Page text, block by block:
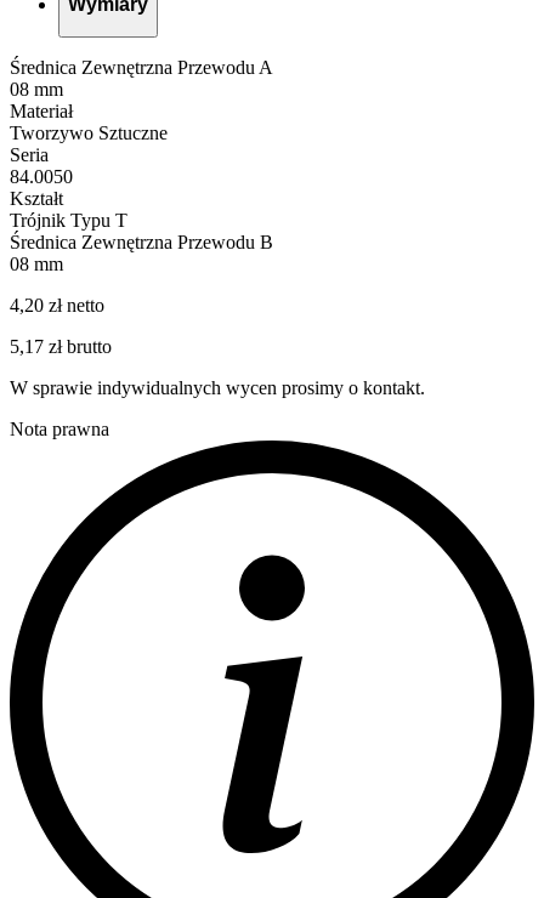
Średnica Zewnętrzna Przewodu A
08 mm
Materiał
Tworzywo Sztuczne
Seria
84.0050
Kształt
Trójnik Typu T
Średnica Zewnętrzna Przewodu B
08 mm
4,20 zł netto
5,17 zł brutto
W sprawie indywidualnych wycen prosimy o kontakt.
Nota prawna